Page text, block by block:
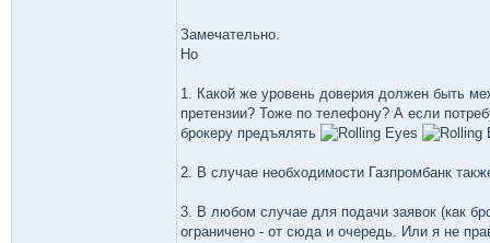
Замечательно.
Но
1. Какой же уровень доверия должен быть
претензии? Тоже по телефону? А если
брокеру предъялять
2. В случае необходимости Газпромбанк
3. В любом случае для подачи заявок (как
ограничено - от сюда и очередь. Или я не